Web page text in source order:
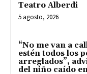
Teatro Alberdi
5 agosto, 2026
“No me van a
estén todos los
arreglados”,
del niño caído